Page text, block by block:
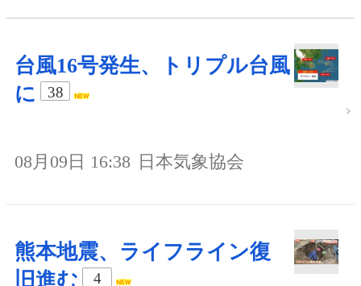
台風16号発生、トリプル台風
に
38
08月09日 16:38 日本気象協会
熊本地震、ライフライン復
旧進む
4